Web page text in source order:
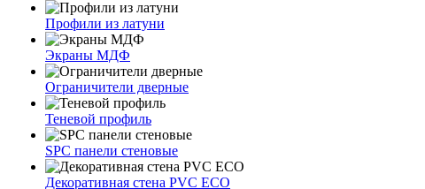
Профили из латуни
Экраны МДФ
Ограничители дверные
Теневой профиль
SPC панели стеновые
Декоративная стена PVC ECO